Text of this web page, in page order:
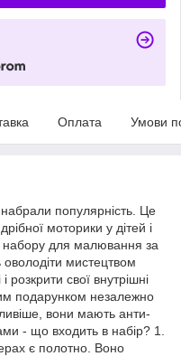
Оплата Умови
популярність. Це
моторики у дітей і
для малювання за
мистецтвом
розкрити свої внутрішні
подарунком незалежно
вони мають анти-
- що входить в набір? 1.
є полотно. Воно